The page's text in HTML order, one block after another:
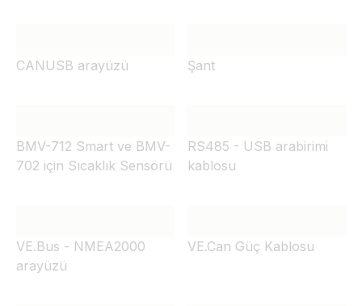
CANUSB arayüzü Şant
BMV-712 Smart ve BMV-
702 için Sıcaklık Sensörü
RS485 - USB arabirimi
kablosu
VE.Bus - NMEA2000
arayüzü
VE.Can Güç Kablosu